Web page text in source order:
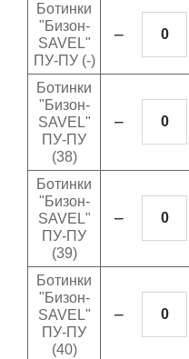
Ботинки
"Бизон-
SAVEL"
ПУ-ПУ (-)
−
Ботинки
"Бизон-
SAVEL"
ПУ-ПУ
(38)
−
Ботинки
"Бизон-
SAVEL"
ПУ-ПУ
(39)
−
Ботинки
"Бизон-
SAVEL"
ПУ-ПУ
(40)
−